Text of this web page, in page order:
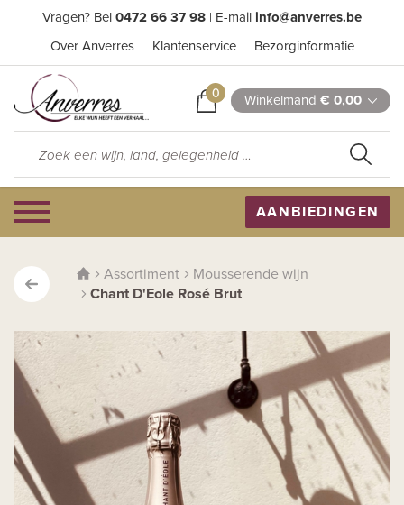
Vragen? Bel 0472 66 37 98 | E-mail info@anverres.be
Over Anverres Klantenservice Bezorginformatie
0 Winkelmand € 0,00
AANBIEDINGEN
Assortiment
Mousserende wijn
Chant D'Eole Rosé Brut